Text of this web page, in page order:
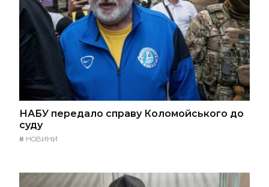
НАБУ передало справу Коломойського до
суду
# НОВИНИ